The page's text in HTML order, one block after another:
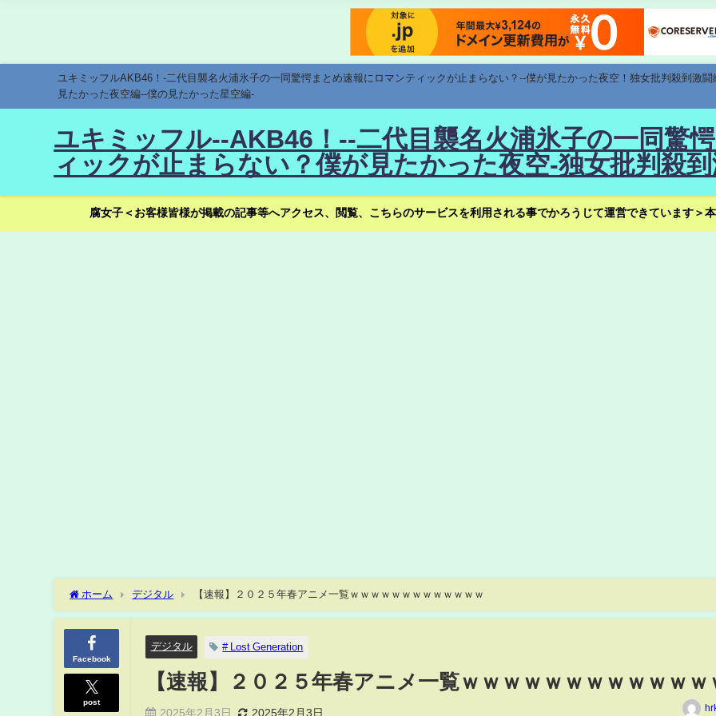
ユキミッフルAKB46！-二代目襲名火浦氷子の一同驚愕まとめ速報にロマンティックが止まらない？--僕が見たかった夜空！独女批判殺到激
見たかった夜空編--僕の見たかった星空編-
ユキミッフル--AKB46！--二代目襲名火浦氷子の一同驚
ィックが止まらない？僕が見たかった夜空-独女批判殺
腐女子＜お客様皆様が掲載の記事等へアクセス、閲覧、こちらのサービスを利用される事でかろうじて運営できています＞
ホーム デジタル 【速報】２０２５年春アニメ一覧ｗｗｗｗｗｗｗｗｗｗｗｗｗ
Facebook
post
デジタル # Lost Generation
【速報】２０２５年春アニメ一覧ｗｗｗｗｗｗｗｗｗｗｗｗ
2025年2月3日 2025年2月3日